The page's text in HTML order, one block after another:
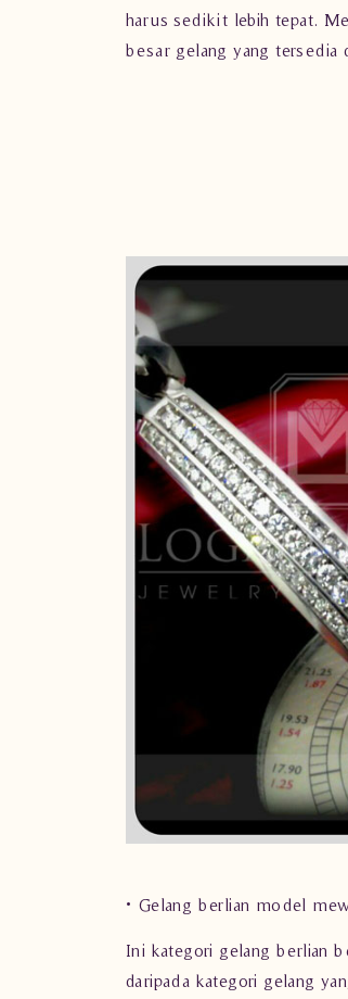
harus sedikit lebih tepat.
besar gelang yang tersedia
• Gelang berlian model
Ini kategori gelang berlian
daripada kategori gelang